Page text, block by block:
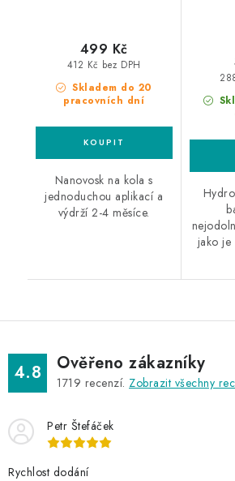
Skladem do 20
pracovních dní
412 Kč bez DPH
499 Kč
Nanovosk na kola s
jednoduchou aplikací a
výdrží 2-4 měsíce.
jako je
4.8 Ověřeno zákazníky
1719 recenzí. Zobrazit všechny
Petr Štefáček
Rychlost dodání